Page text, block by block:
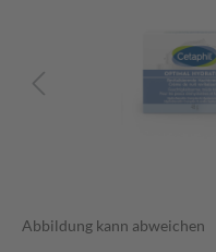
Abbildung kann abweichen